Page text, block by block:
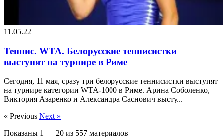
11.05.22
Теннис. WTA. Белорусские теннисистки
выступят на турнире в Риме
Сегодня, 11 мая, сразу три белорусские теннисистки выступят
на турнире категории WTA-1000 в Риме. Арина Соболенко,
Виктория Азаренко и Александра Саснович высту...
« Previous Next »
Показаны 1 — 20 из 557 материалов